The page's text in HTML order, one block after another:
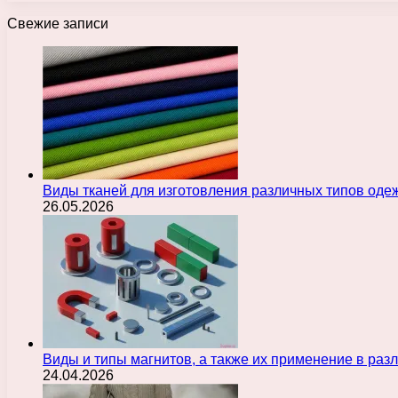
Свежие записи
Виды тканей для изготовления различных типов
26.05.2026
Виды и типы магнитов, а также их применение в
24.04.2026